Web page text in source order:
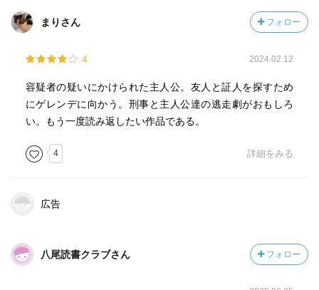
まりさん フォロー
4 2024.02.12
容疑者の疑いにかけられた主人公。友人と証人を探すため
にゲレンデに向かう。刑事と主人公達の逃走劇がおもしろ
い。もう一度読み返したい作品である。
4 詳細をみる
広告
八尾読書クラブさん フォロー